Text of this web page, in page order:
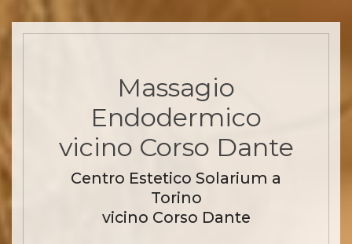
Massagio
Endodermico
vicino Corso Dante
Centro Estetico Solarium a
Torino
vicino Corso Dante